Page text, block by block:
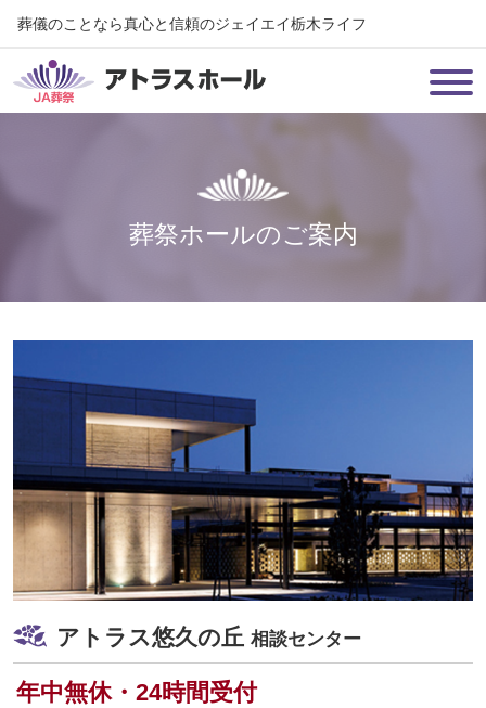
葬儀のことなら真心と信頼のジェイエイ栃木ライフ
葬祭ホールのご案内
アトラス悠久の丘 相談センター
年中無休・24時間受付